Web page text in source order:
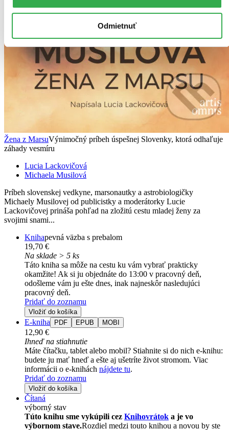
Odmietnuť
Žena z MarsuVýnimočný príbeh úspešnej Slovenky, ktorá odhaľuje
záhady vesmíru
Lucia Lackovičová
Michaela Musilová
Príbeh slovenskej vedkyne, marsonautky a astrobiologičky
Michaely Musilovej od publicistky a moderátorky Lucie
Lackovičovej prináša pohľad na zložitú cestu mladej ženy za
svojimi snami...
Knihapevná väzba s prebalom
19,70 €
Na sklade > 5 ks
Táto kniha sa môže na cestu ku vám vybrať prakticky
okamžite! Ak si ju objednáte do 13:00 v pracovný deň,
odošleme vám ju ešte dnes, inak najneskôr nasledujúci
pracovný deň.
Pridať do zoznamu
Vložiť do košíka
E-kniha PDF EPUB MOBI
12,90 €
Ihneď na stiahnutie
Máte čítačku, tablet alebo mobil? Stiahnite si do nich e-knihu:
budete ju mať hneď a ešte aj ušetríte život stromom. Viac
informácii o e-knihách nájdete tu.
Pridať do zoznamu
Vložiť do košíka
Čítaná
výborný stav
Túto knihu sme vykúpili cez Knihovrátok a je vo
výbornom stave.Rozdiel medzi touto knihou a novou by ste